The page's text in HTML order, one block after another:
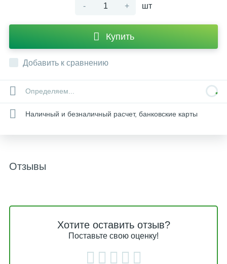
- + шт
Купить
Добавить к сравнению
Определяем...
Наличный и безналичный расчет, банковские карты
Отзывы
Хотите оставить отзыв?
Поставьте свою оценку!